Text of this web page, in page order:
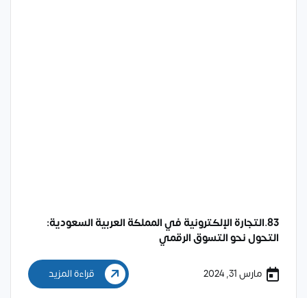
83.التجارة الإلكترونية في المملكة العربية السعودية:
التحول نحو التسوق الرقمي
مارس 31, 2024 قراءة المزيد